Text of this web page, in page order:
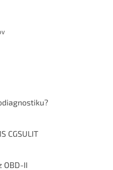
CGSULIT
OBD-II